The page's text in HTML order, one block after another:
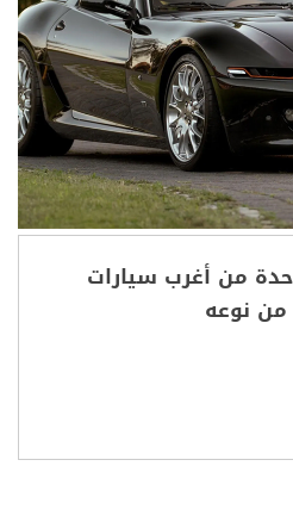
واحدة من أغرب سيارات
من نوعه